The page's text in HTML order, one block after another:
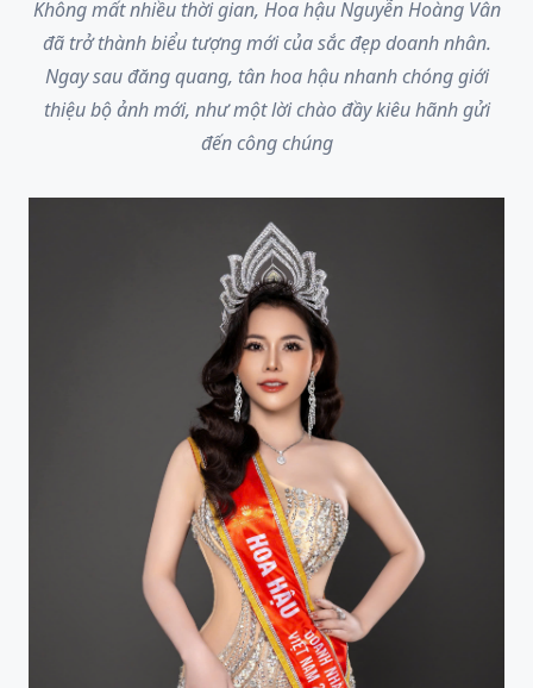
Không mất nhiều thời gian, Hoa hậu Nguyễn Hoàng Vân
đã trở thành biểu tượng mới của sắc đẹp doanh nhân.
Ngay sau đăng quang, tân hoa hậu nhanh chóng giới
thiệu bộ ảnh mới, như một lời chào đầy kiêu hãnh gửi
đến công chúng